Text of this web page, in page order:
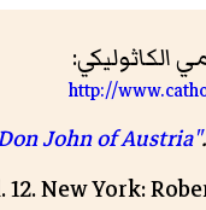
http://
.
12. New York: